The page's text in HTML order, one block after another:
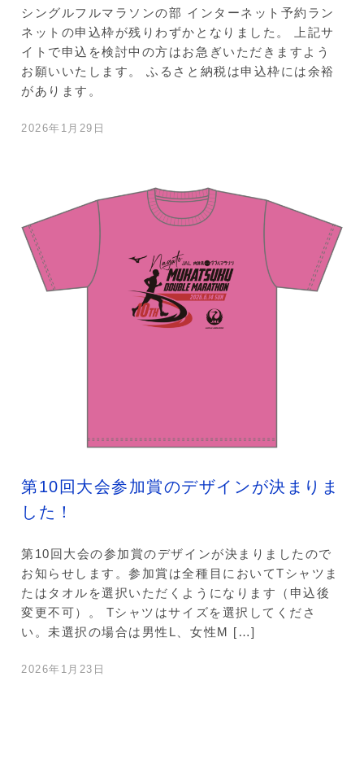
シングルフルマラソンの部 インターネット予約ラン
ネットの申込枠が残りわずかとなりました。 上記サ
イトで申込を検討中の方はお急ぎいただきますよう
お願いいたします。 ふるさと納税は申込枠には余裕
があります。
2026年1月29日
第10回大会参加賞のデザインが決まりま
した！
第10回大会の参加賞のデザインが決まりましたので
お知らせします。参加賞は全種目においてTシャツま
たはタオルを選択いただくようになります（申込後
変更不可）。 Tシャツはサイズを選択してくださ
い。未選択の場合は男性L、女性M […]
2026年1月23日